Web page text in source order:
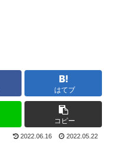
はてブ
コピー
2022.06.16 2022.05.22